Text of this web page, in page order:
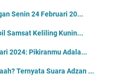
Senin 24 Februari 20...
Samsat Keliling Kunin...
2024: Pikiranmu Adala...
Ternyata Suara Adzan ...